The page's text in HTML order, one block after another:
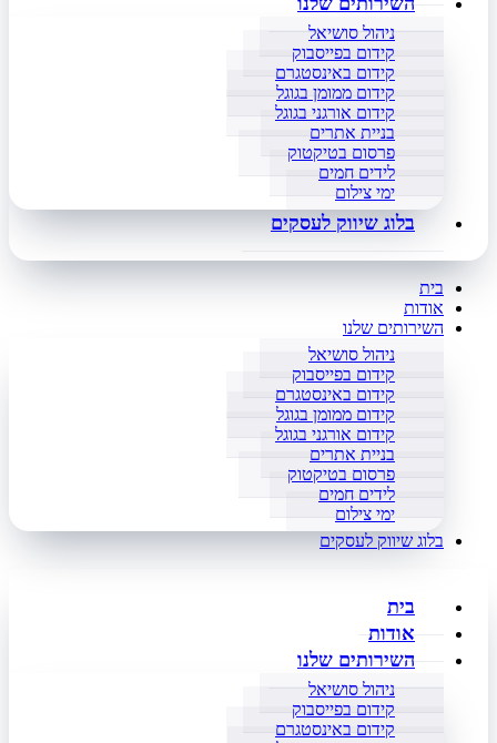
ניהול סושיאל
קידום בפייסבוק
קידום באינסטגרם
קידום ממומן בגוגל
קידום אורגני בגוגל
בניית אתרים
פרסום בטיקטוק
לידים חמים
ימי צילום
בלוג שיווק לעסקים
בית
אודות
השירותים שלנו
ניהול סושיאל
קידום בפייסבוק
קידום באינסטגרם
קידום ממומן בגוגל
קידום אורגני בגוגל
בניית אתרים
פרסום בטיקטוק
לידים חמים
ימי צילום
בלוג שיווק לעסקים
בית
אודות
השירותים שלנו
ניהול סושיאל
קידום בפייסבוק
קידום באינסטגרם